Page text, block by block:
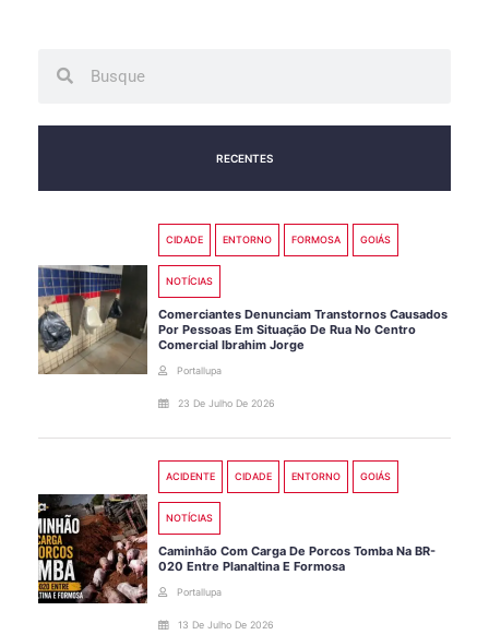
RECENTES
CIDADE ENTORNO FORMOSA GOIÁS
NOTÍCIAS
Comerciantes Denunciam Transtornos Causados
Por Pessoas Em Situação De Rua No Centro
Comercial Ibrahim Jorge
Portallupa
23 De Julho De 2026
ACIDENTE CIDADE ENTORNO GOIÁS
NOTÍCIAS
Caminhão Com Carga De Porcos Tomba Na BR-
020 Entre Planaltina E Formosa
Portallupa
13 De Julho De 2026